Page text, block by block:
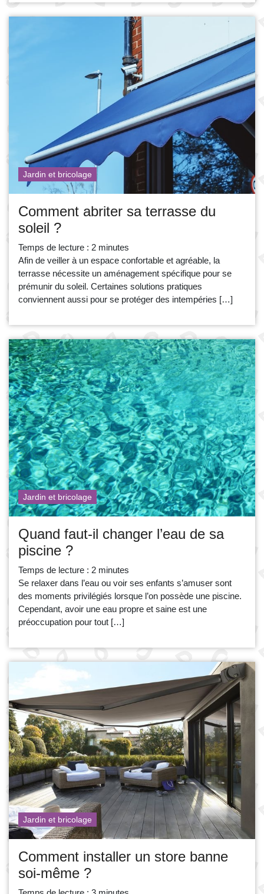
Jardin et bricolage
Comment abriter sa terrasse du
soleil ?
Temps de lecture : 2 minutes
Afin de veiller à un espace confortable et agréable, la
terrasse nécessite un aménagement spécifique pour se
prémunir du soleil. Certaines solutions pratiques
conviennent aussi pour se protéger des intempéries […]
Jardin et bricolage
Quand faut-il changer l’eau de sa
piscine ?
Temps de lecture : 2 minutes
Se relaxer dans l’eau ou voir ses enfants s’amuser sont
des moments privilégiés lorsque l’on possède une piscine.
Cependant, avoir une eau propre et saine est une
préoccupation pour tout […]
Jardin et bricolage
Comment installer un store banne
soi-même ?